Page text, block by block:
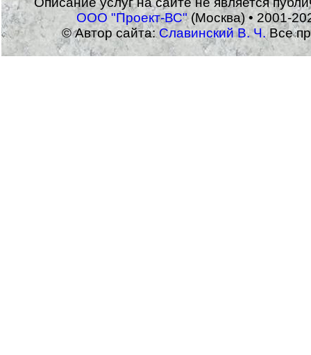
ООО "Проект-ВС"(Москва) • 2001-
© Автор сайта:Славинский В. Ч.Все